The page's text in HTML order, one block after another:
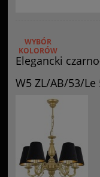
Elegancki
W5 ZL/AB/53/
WYBÓR
KOLORÓW